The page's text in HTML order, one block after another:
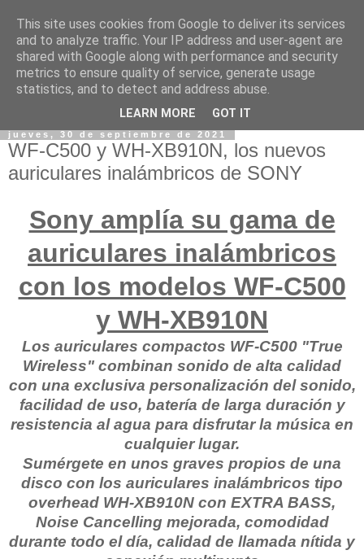
jueves, 30 de septiembre de 2021
WF-C500 y WH-XB910N, los nuevos
auriculares inalámbricos de SONY
Sony amplía su gama de
auriculares inalámbricos
con los modelos WF-C500
y WH-XB910N
Los auriculares compactos WF-C500 "True
Wireless" combinan sonido de alta calidad
con una exclusiva personalización del sonido,
facilidad de uso, batería de larga duración y
resistencia al agua para disfrutar la música en
cualquier lugar.
Sumérgete en unos graves propios de una
disco con los auriculares inalámbricos tipo
overhead WH-XB910N con EXTRA BASS,
Noise Cancelling mejorada, comodidad
durante todo el día, calidad de llamada nítida y
This site uses cookies from Google to deliver its services
and to analyze traffic. Your IP address and user-agent are
shared with Google along with performance and security
metrics to ensure quality of service, generate usage
statistics, and to detect and address abuse.
LEARN MORE GOT IT